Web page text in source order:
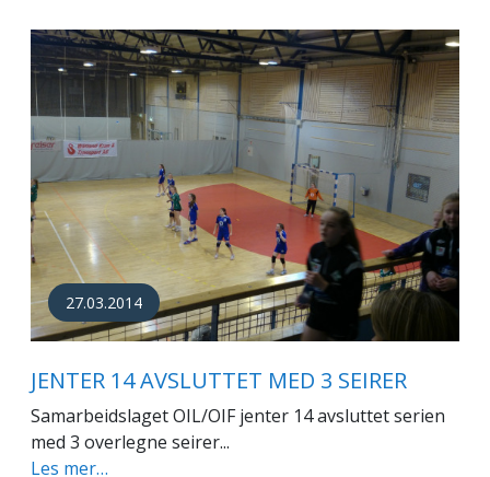
27.03.2014
JENTER 14 AVSLUTTET MED 3 SEIRER
Samarbeidslaget OIL/OIF jenter 14 avsluttet serien
med 3 overlegne seirer...
Les mer…